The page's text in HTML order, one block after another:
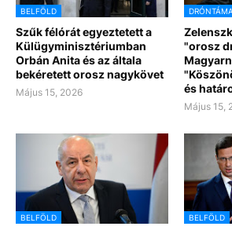
BELFÖLD
Szűk félórát egyeztetett a
Külügyminisztériumban
Orbán Anita és az általa
bekéretett orosz nagykövet
Május 15, 2026
"orosz
és
Május 15,
BELFÖLD BELFÖLD